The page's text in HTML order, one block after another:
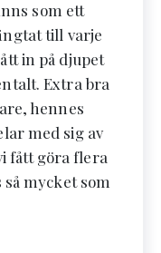
som ett
till varje
in på djupet
Extra bra
hennes
med sig av
fått göra flera
mycket som